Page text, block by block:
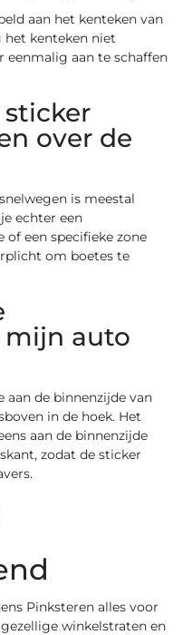
aan het kenteken van
kenteken niet
eenmalig aan te schaffen
over de
is meestal
echter een
of een specifieke zone
om boetes te
auto
de binnenzijde van
in de hoek. Het
aan de binnenzijde
zodat de sticker
Pinksteren alles voor
winkelstraten en